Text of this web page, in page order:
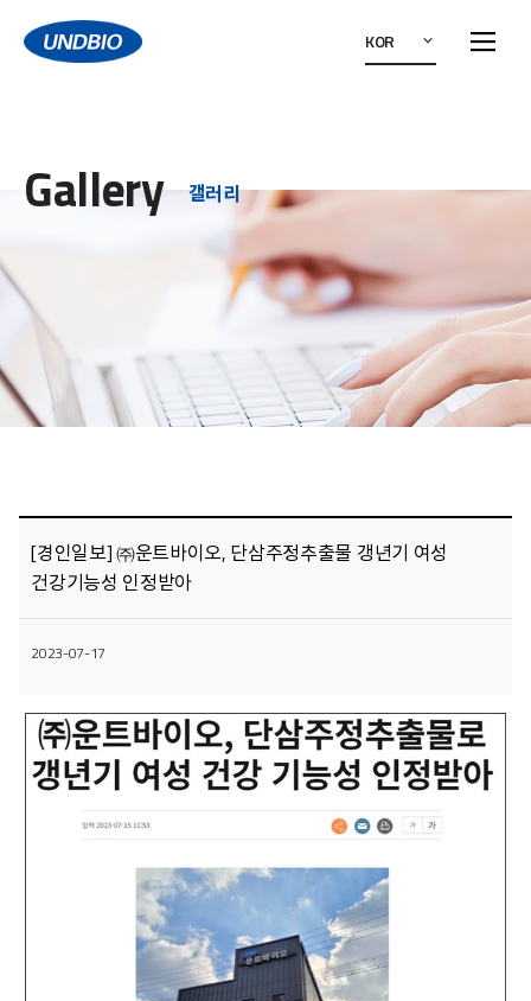
KOR
Gallery 갤러리
[경인일보] ㈜운트바이오, 단삼주정추출물 갱년기 여성
건강기능성 인정받아
2023-07-17